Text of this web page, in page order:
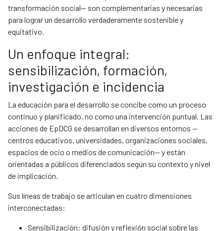
transformación social— son complementarias y necesarias
para lograr un desarrollo verdaderamente sostenible y
equitativo.
Un enfoque integral:
sensibilización, formación,
investigación e incidencia
La educación para el desarrollo se concibe como un proceso
continuo y planificado, no como una intervención puntual. Las
acciones de EpDCG se desarrollan en diversos entornos —
centros educativos, universidades, organizaciones sociales,
espacios de ocio o medios de comunicación— y están
orientadas a públicos diferenciados según su contexto y nivel
de implicación.
Sus líneas de trabajo se articulan en cuatro dimensiones
interconectadas:
Sensibilización: difusión y reflexión social sobre las